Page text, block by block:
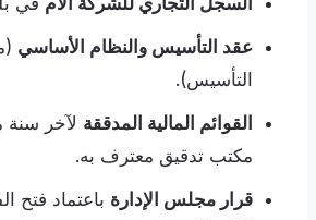
عقد التأسيس والنظام الأساسي
التأسيس).
القوائم المالية المدققة لآخر سنة
مكتب تدقيق معترف به.
قرار مجلس الإدارة باعتماد فتح